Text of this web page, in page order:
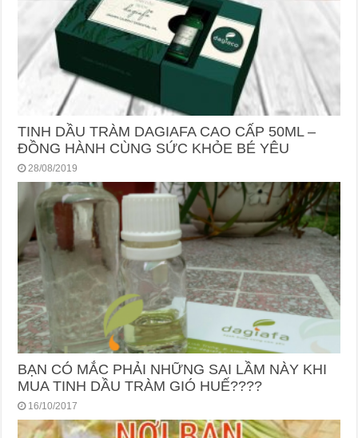
TINH DẦU TRÀM DAGIAFA CAO CẤP 50ML –
ĐỒNG HÀNH CÙNG SỨC KHỎE BÉ YÊU
28/08/2019
BẠN CÓ MẮC PHẢI NHỮNG SAI LẦM NÀY KHI
MUA TINH DẦU TRÀM GIÓ HUẾ????
16/10/2017